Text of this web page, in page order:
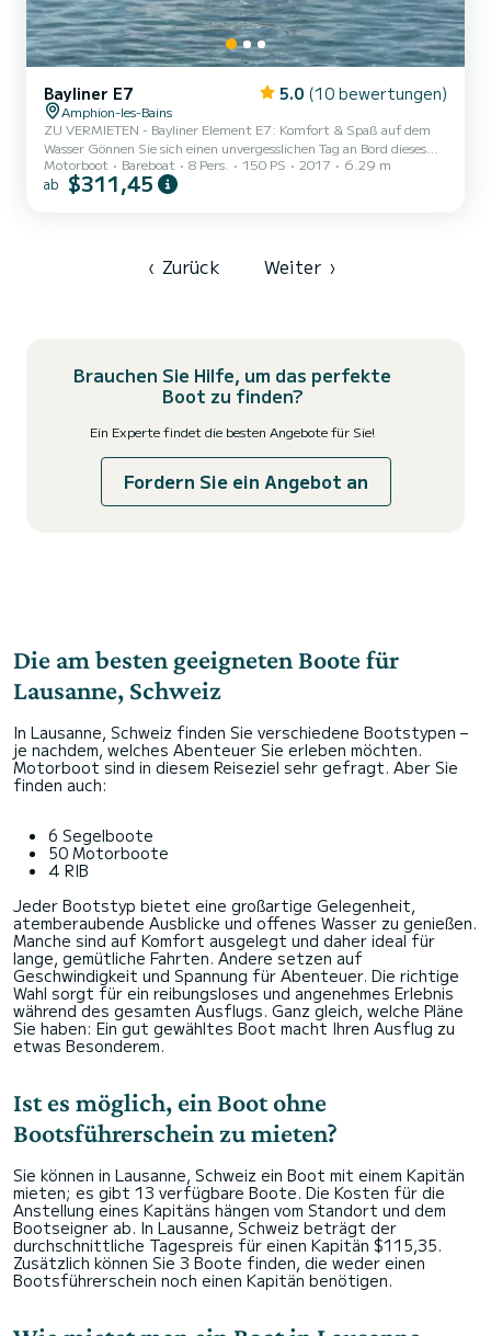
Bayliner E7 5.0 (10 bewertungen)
Amphion-les-Bains
ZU VERMIETEN - Bayliner Element E7: Komfort & Spaß auf dem
Wasser Gönnen Sie sich einen unvergesslichen Tag an Bord dieses
Bayliner E7, eines vielseitigen Bootes mit einem leistungsstarken
und zuverlässigen 150 PS Mercury-Motor. Es bietet Platz für bis
verfügt auch über einen Wakeboard-Turm, ideal für Wakeb...
Motorboot Bareboat 8 Pers. 150 PS 2017 6.29 m
ab $311,45
‹ Zurück Weiter ›
Brauchen Sie Hilfe, um das perfekte
Boot zu finden?
Ein Experte findet die besten Angebote für Sie!
Fordern Sie ein Angebot an
Die am besten geeigneten Boote für
Lausanne, Schweiz
In Lausanne, Schweiz finden Sie verschiedene Bootstypen –
je nachdem, welches Abenteuer Sie erleben möchten.
Motorboot sind in diesem Reiseziel sehr gefragt. Aber Sie
finden auch:
6 Segelboote
50 Motorboote
4 RIB
Jeder Bootstyp bietet eine großartige Gelegenheit,
atemberaubende Ausblicke und offenes Wasser zu genießen.
Manche sind auf Komfort ausgelegt und daher ideal für
lange, gemütliche Fahrten. Andere setzen auf
Geschwindigkeit und Spannung für Abenteuer. Die richtige
Wahl sorgt für ein reibungsloses und angenehmes Erlebnis
während des gesamten Ausflugs. Ganz gleich, welche Pläne
Sie haben: Ein gut gewähltes Boot macht Ihren Ausflug zu
etwas Besonderem.
Ist es möglich, ein Boot ohne
Bootsführerschein zu mieten?
Sie können in Lausanne, Schweiz ein Boot mit einem Kapitän
mieten; es gibt 13 verfügbare Boote. Die Kosten für die
Anstellung eines Kapitäns hängen vom Standort und dem
Bootseigner ab. In Lausanne, Schweiz beträgt der
durchschnittliche Tagespreis für einen Kapitän $115,35.
Zusätzlich können Sie 3 Boote finden, die weder einen
Bootsführerschein noch einen Kapitän benötigen.